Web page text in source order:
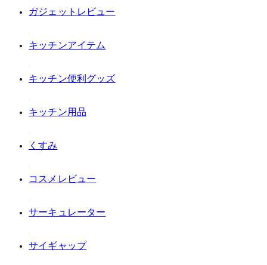
#ガジェットレビュー
#キッチンアイテム
#キッチン便利グッズ
#キッチン用品
#くすみ
#コスメレビュー
#サーキュレーター
#サイギャップ